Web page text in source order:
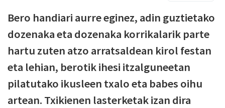
Bero handiari aurre eginez, adin guztietako
dozenaka eta dozenaka korrikalarik parte
hartu zuten atzo arratsaldean kirol festan
eta lehian, berotik ihesi itzalguneetan
pilatutako ikusleen txalo eta babes oihu
artean. Txikienen lasterketak izan dira